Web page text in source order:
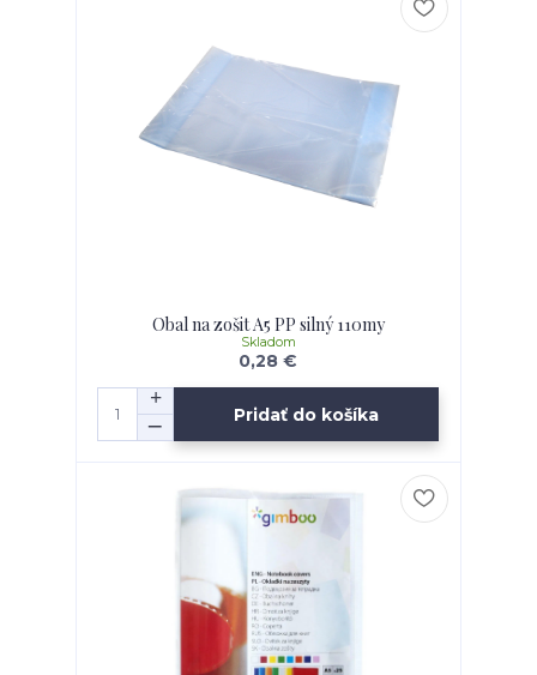
Obal na zošit A5 PP silný 110my
0,28 €
Skladom
Pridať do košíka